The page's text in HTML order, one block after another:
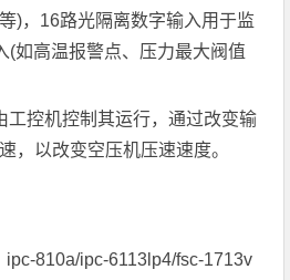
)，16路光隔离数字输入用于监
(如高温报警点、压力最大阀值
工控机控制其运行，通过改变输
，以改变空压机压速速度。
ipc-810a/ipc-6113lp4/fsc-1713v